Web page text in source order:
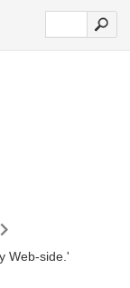
Web-side.'